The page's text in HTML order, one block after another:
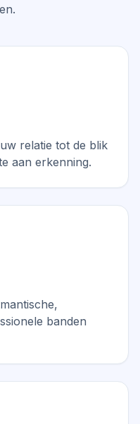
relatie tot de blik
aan erkenning.
banden